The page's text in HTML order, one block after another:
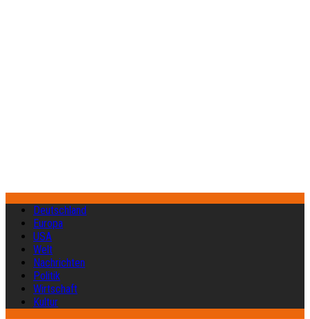
Deutschland
Europa
USA
Welt
Nachrichten
Politik
Wirtschaft
Kultur